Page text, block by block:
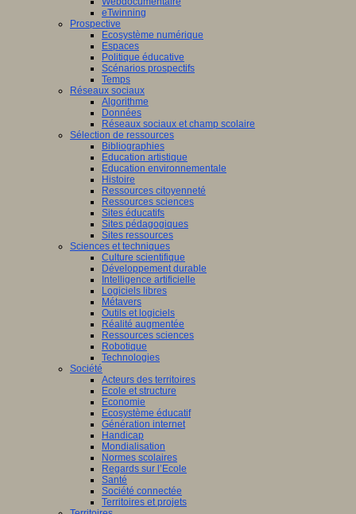
eTwinning
Prospective
Ecosystème numérique
Espaces
Politique éducative
Scénarios prospectifs
Temps
Réseaux sociaux
Algorithme
Données
Réseaux sociaux et champ scolaire
Sélection de ressources
Bibliographies
Education artistique
Education environnementale
Histoire
Ressources citoyenneté
Ressources sciences
Sites éducatifs
Sites pédagogiques
Sites ressources
Sciences et techniques
Culture scientifique
Développement durable
Intelligence artificielle
Logiciels libres
Métavers
Outils et logiciels
Réalité augmentée
Ressources sciences
Robotique
Technologies
Société
Acteurs des territoires
Ecole et structure
Economie
Ecosystème éducatif
Génération internet
Handicap
Mondialisation
Normes scolaires
Regards sur l’Ecole
Santé
Société connectée
Territoires et projets